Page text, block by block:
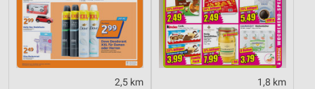
2,5 km 1,8 km